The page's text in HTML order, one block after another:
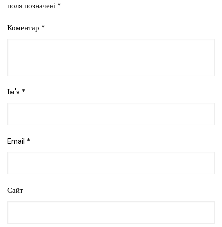
поля позначені *
Коментар *
Ім'я *
Email *
Сайт